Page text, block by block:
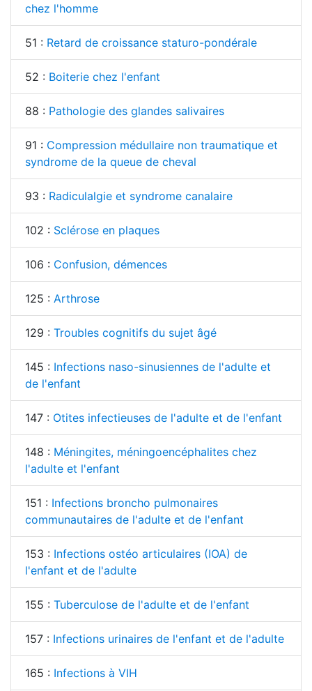
chez l'homme
51 : Retard de croissance staturo-pondérale
52 : Boiterie chez l'enfant
88 : Pathologie des glandes salivaires
91 : Compression médullaire non traumatique et
syndrome de la queue de cheval
93 : Radiculalgie et syndrome canalaire
102 : Sclérose en plaques
106 : Confusion, démences
125 : Arthrose
129 : Troubles cognitifs du sujet âgé
145 : Infections naso-sinusiennes de l'adulte et
de l'enfant
147 : Otites infectieuses de l'adulte et de l'enfant
148 : Méningites, méningoencéphalites chez
l'adulte et l'enfant
151 : Infections broncho pulmonaires
communautaires de l'adulte et de l'enfant
153 : Infections ostéo articulaires (IOA) de
l'enfant et de l'adulte
155 : Tuberculose de l'adulte et de l'enfant
157 : Infections urinaires de l'enfant et de l'adulte
165 : Infections à VIH